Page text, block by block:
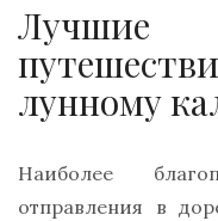
Лучшие
лунному
Наиболее
отправления в